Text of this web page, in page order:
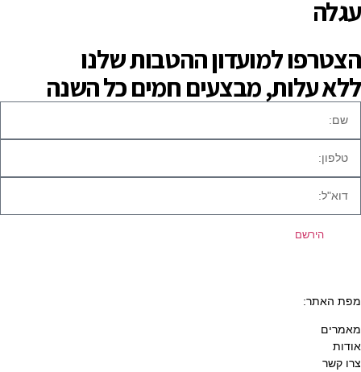
עגלה
הצטרפו למועדון ההטבות שלנו
ללא עלות, מבצעים חמים כל השנה
הירשם
מפת האתר:
מאמרים
אודות
צרו קשר